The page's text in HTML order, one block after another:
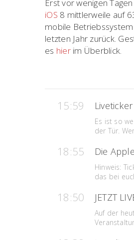
Erst vor wenigen
iOS 8 mittlerweile auf
mobile
letzten Jahr zurück.
es hierim Überblick.
15:59
Es ist so
der Tür.
18:55 Die
Hinweis:
das bei
18:50 JETZT
Auf der